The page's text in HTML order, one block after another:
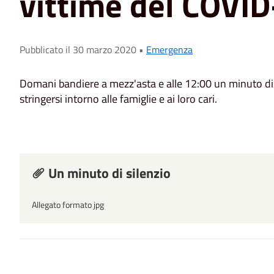
Pubblicato il 30 marzo 2020 • Emergenza
Domani bandiere a mezz'asta e alle 12:00 un minuto
stringersi intorno alle famiglie e ai loro cari.
Un minuto di silenzio
Allegato formato jpg